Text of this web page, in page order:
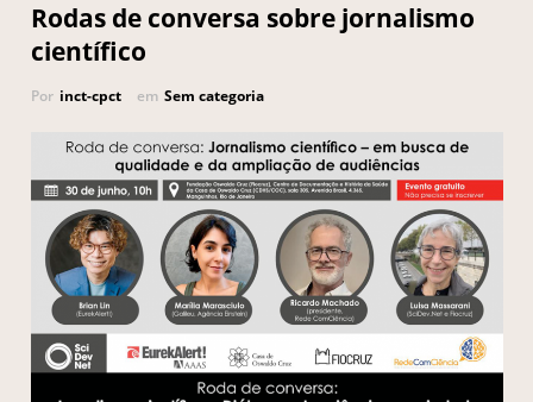
Rodas de conversa sobre jornalismo
científico
Por inct-cpct em Sem categoria